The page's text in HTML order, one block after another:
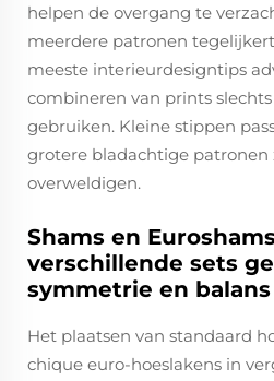
helpen de overgang te
meerdere patronen
meeste interieurdesigntips
combineren van prints
gebruiken. Kleine stippen
grotere bladachtige patronen
overweldigen.
Shams en
verschillende sets
symmetrie en
Het plaatsen van standaard
chique euro-hoeslakens in